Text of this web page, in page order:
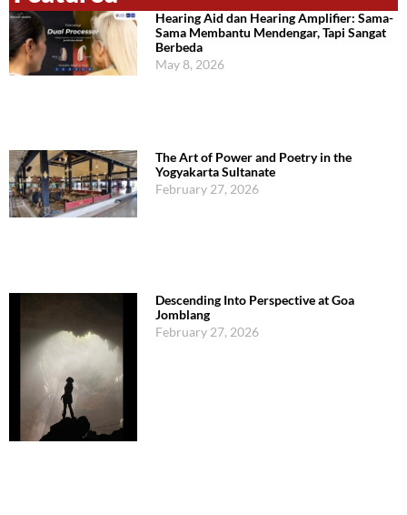
Hearing Aid dan Hearing Amplifier: Sama-
Sama Membantu Mendengar, Tapi Sangat
Berbeda
May 8, 2026
The Art of Power and Poetry in the
Yogyakarta Sultanate
February 27, 2026
Descending Into Perspective at Goa
Jomblang
February 27, 2026